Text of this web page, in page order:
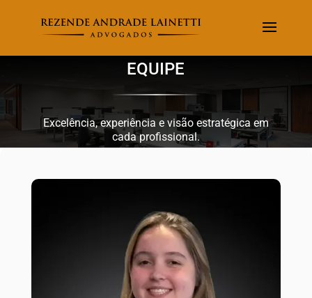
EQUIPE
Excelência, experiência e visão estratégica em
cada profissional.